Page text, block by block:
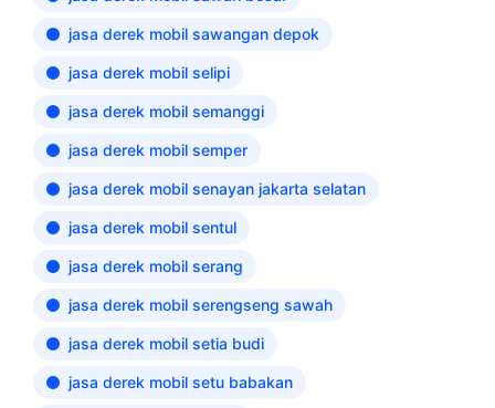
jasa derek mobil sawangan depok
jasa derek mobil selipi
jasa derek mobil semanggi
jasa derek mobil semper
jasa derek mobil senayan jakarta selatan
jasa derek mobil sentul
jasa derek mobil serang
jasa derek mobil serengseng sawah
jasa derek mobil setia budi
jasa derek mobil setu babakan